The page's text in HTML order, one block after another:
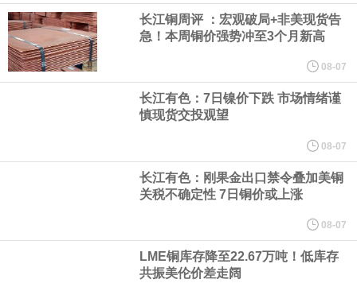
元，最近3年复合增长率达70.36%，呈快速增长趋势，并形成多项
核心技术和知识产权。截至2026年1月31日，公司拥有262项专利权
（含境内发明专利20项）。
宇树科技董事长、总经理兼首席技术官王兴兴在网上路演时表示，
经过多年研发创新和技术积累，公司逐步形成了包括一体化关节集
成技术、高紧凑度机器人身体集成技术、机器人激光雷达全自研核
长江铜周评 ：宏观破局+非美现货告
急！本周铜价强势冲至3个月新高
08-07
长江有色：7日镍价下跌 市场情绪谨
慎现货交投观望
08-07
长江有色：刚果金出口禁令叠加美铜
关税不确定性 7日铜价或上涨
08-07
LME铜库存降至22.67万吨！低库存
共振美伦价差走阔